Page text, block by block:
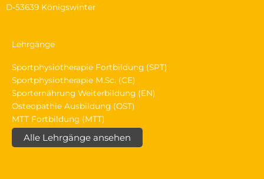
D-53639 Königswinter
Lehrgänge
Sportphysiotherapie Fortbildung (SPT)
Sportphysiotherapie M.Sc. (CE)
Sporternährung Weiterbildung (EN)
Osteopathie Ausbildung (OST)
MTT Fortbildung (MTT)
Alle Lehrgänge ansehen